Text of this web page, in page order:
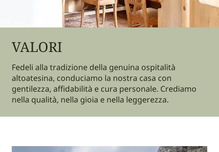
VALORI
Fedeli alla tradizione della genuina ospitalità
altoatesina, conduciamo la nostra casa con
gentilezza, affidabilità e cura personale. Crediamo
nella qualità, nella gioia e nella leggerezza.